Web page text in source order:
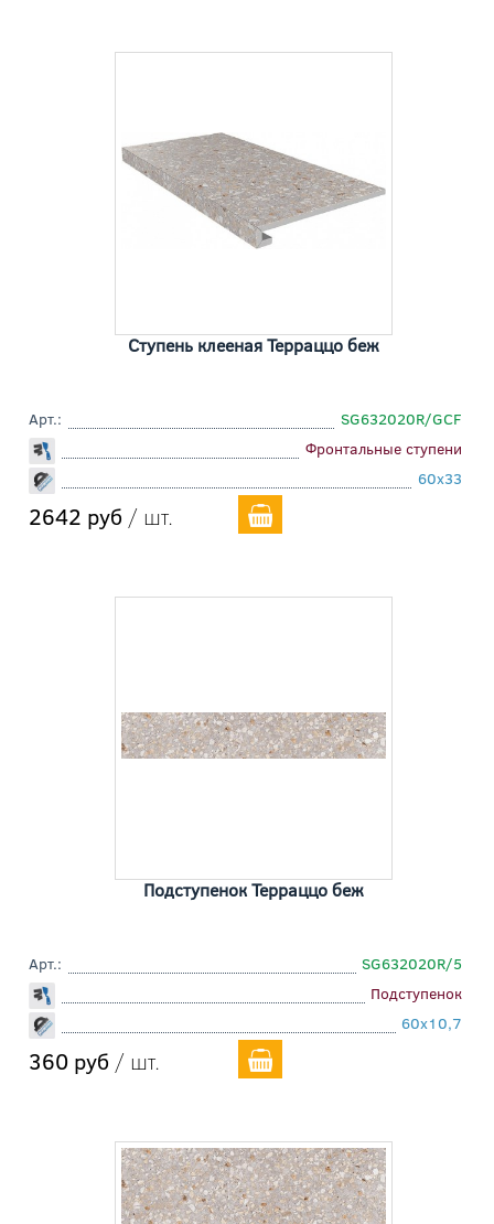
Ступень клееная Терраццо беж
Арт.:
SG632020R/GCF
Фронтальные ступени
60x33
2642 руб / шт.
Подступенок Терраццо беж
Арт.:
SG632020R/5
Подступенок
60x10,7
360 руб / шт.